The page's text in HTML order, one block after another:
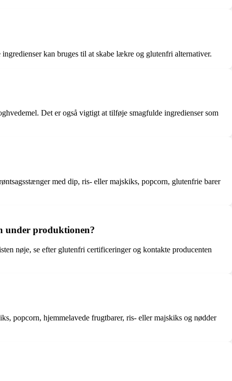
kan bruges til at skabe lækre og glutenfri alternativer.
Det er også vigtigt at tilføje smagfulde ingredienser som
med dip, ris- eller majskiks, popcorn, glutenfrie barer
under produktionen?
nøje, se efter glutenfri certificeringer og kontakte producenten
popcorn, hjemmelavede frugtbarer, ris- eller majskiks og nødder